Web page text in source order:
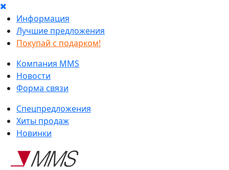
Информация
Лучшие предложения
Покупай с подарком!
Компания MMS
Новости
Форма связи
Спецпредложения
Хиты продаж
Новинки